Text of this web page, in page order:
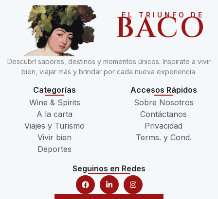
EL TRIUNFO DE
BACO
Descubrí sabores, destinos y momentos únicos. Inspirate a vivir
bien, viajar más y brindar por cada nueva experiencia.
Categorías
Wine & Spirits
A la carta
Viajes y Turismo
Vivir bien
Deportes
Accesos Rápidos
Sobre Nosotros
Contáctanos
Privacidad
Terms. y Cond.
Seguinos en Redes